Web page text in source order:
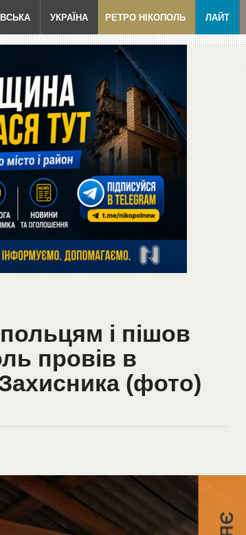
УКРАЇНА РЕТРО НІКОПОЛЬ ЛАЙТ
і пішов
провів в
(фото)